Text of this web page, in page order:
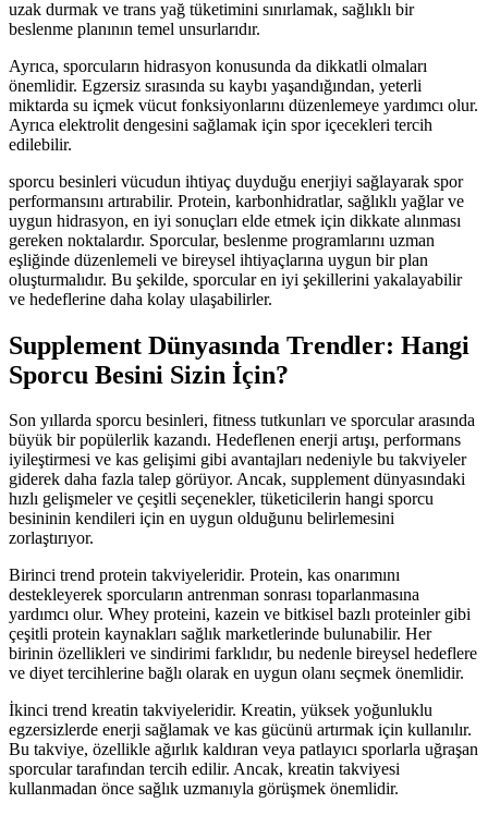
uzak durmak ve trans yağ tüketimini sınırlamak, sağlıklı bir
beslenme planının temel unsurlarıdır.
Ayrıca, sporcuların hidrasyon konusunda da dikkatli olmaları
önemlidir. Egzersiz sırasında su kaybı yaşandığından, yeterli
miktarda su içmek vücut fonksiyonlarını düzenlemeye yardımcı olur.
Ayrıca elektrolit dengesini sağlamak için spor içecekleri tercih
edilebilir.
sporcu besinleri vücudun ihtiyaç duyduğu enerjiyi sağlayarak spor
performansını artırabilir. Protein, karbonhidratlar, sağlıklı yağlar ve
uygun hidrasyon, en iyi sonuçları elde etmek için dikkate alınması
gereken noktalardır. Sporcular, beslenme programlarını uzman
eşliğinde düzenlemeli ve bireysel ihtiyaçlarına uygun bir plan
oluşturmalıdır. Bu şekilde, sporcular en iyi şekillerini yakalayabilir
ve hedeflerine daha kolay ulaşabilirler.
Supplement Dünyasında Trendler: Hangi
Sporcu Besini Sizin İçin?
Son yıllarda sporcu besinleri, fitness tutkunları ve sporcular arasında
büyük bir popülerlik kazandı. Hedeflenen enerji artışı, performans
iyileştirmesi ve kas gelişimi gibi avantajları nedeniyle bu takviyeler
giderek daha fazla talep görüyor. Ancak, supplement dünyasındaki
hızlı gelişmeler ve çeşitli seçenekler, tüketicilerin hangi sporcu
besininin kendileri için en uygun olduğunu belirlemesini
zorlaştırıyor.
Birinci trend protein takviyeleridir. Protein, kas onarımını
destekleyerek sporcuların antrenman sonrası toparlanmasına
yardımcı olur. Whey proteini, kazein ve bitkisel bazlı proteinler gibi
çeşitli protein kaynakları sağlık marketlerinde bulunabilir. Her
birinin özellikleri ve sindirimi farklıdır, bu nedenle bireysel hedeflere
ve diyet tercihlerine bağlı olarak en uygun olanı seçmek önemlidir.
İkinci trend kreatin takviyeleridir. Kreatin, yüksek yoğunluklu
egzersizlerde enerji sağlamak ve kas gücünü artırmak için kullanılır.
Bu takviye, özellikle ağırlık kaldıran veya patlayıcı sporlarla uğraşan
sporcular tarafından tercih edilir. Ancak, kreatin takviyesi
kullanmadan önce sağlık uzmanıyla görüşmek önemlidir.